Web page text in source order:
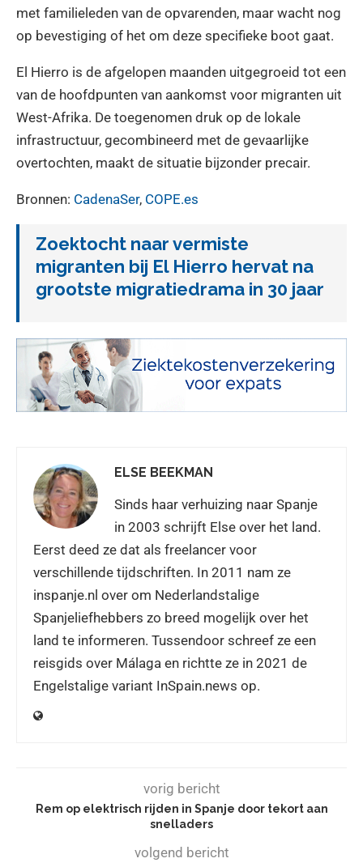
met familieleden van de opvarenden, maar wacht nog
op bevestiging of het om deze specifieke boot gaat.
El Hierro is de afgelopen maanden uitgegroeid tot een
van de hoofdpunten van aankomst voor migranten uit
West-Afrika. De toegenomen druk op de lokale
infrastructuur, gecombineerd met de gevaarlijke
overtochten, maakt de situatie bijzonder precair.
Bronnen: CadenaSer, COPE.es
Zoektocht naar vermiste
migranten bij El Hierro hervat na
grootste migratiedrama in 30 jaar
ELSE BEEKMAN
Sinds haar verhuizing naar Spanje
in 2003 schrijft Else over het land.
Eerst deed ze dat als freelancer voor
verschillende tijdschriften. In 2011 nam ze
inspanje.nl over om Nederlandstalige
Spanjeliefhebbers zo breed mogelijk over het
land te informeren. Tussendoor schreef ze een
reisgids over Málaga en richtte ze in 2021 de
Engelstalige variant InSpain.news op.
vorig bericht
Rem op elektrisch rijden in Spanje door tekort aan
snelladers
volgend bericht